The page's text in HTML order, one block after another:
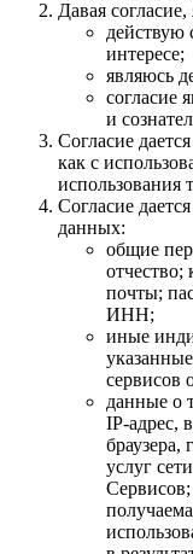
Давая
действую
интересе;
являюсь
согласие
и
Согласие
как с
использования
Согласие
данных:
общие
отчество;
почты;
ИНН;
иные
сервисов
данные о
IP-адрес,
браузера,
услуг